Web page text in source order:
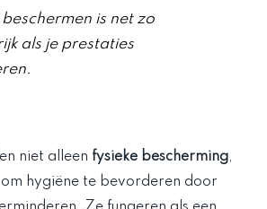
is net zo
als je prestaties
niet alleen fysieke bescherming,
hygiëne te bevorderen door